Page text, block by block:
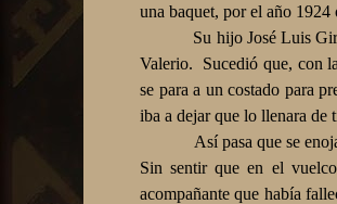
una baquet, por el año
Su hijo José Luis
Valerio.
Sucedió que, con
se para a un costado para
iba a dejar que lo llenara de
Así pasa que se
Sin sentir que en el
acompañante que había